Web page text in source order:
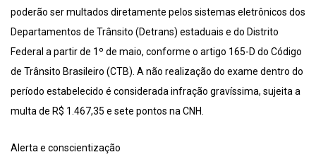
poderão ser multados diretamente pelos sistemas eletrônicos dos
Departamentos de Trânsito (Detrans) estaduais e do Distrito
Federal a partir de 1º de maio, conforme o artigo 165-D do Código
de Trânsito Brasileiro (CTB). A não realização do exame dentro do
período estabelecido é considerada infração gravíssima, sujeita a
multa de R$ 1.467,35 e sete pontos na CNH.
Alerta e conscientização